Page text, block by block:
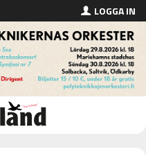
LOGGA IN